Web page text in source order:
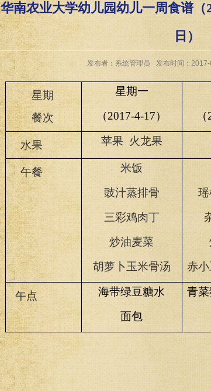
华南农业大学幼儿园幼儿一周食谱（
日）
发布者：系统管理员 发布时间：
星期
餐次
星期一
（2017-4-17）
水果 苹果 火龙果
午餐
米饭
豉汁蒸排骨
三彩鸡肉丁
炒油麦菜
胡萝卜玉米骨汤
赤
午点
海带绿豆糖水
面包
青